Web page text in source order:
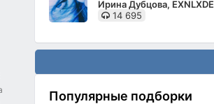
Ирина Дубцова, EXNLXDE
14 695
Популярные подборки